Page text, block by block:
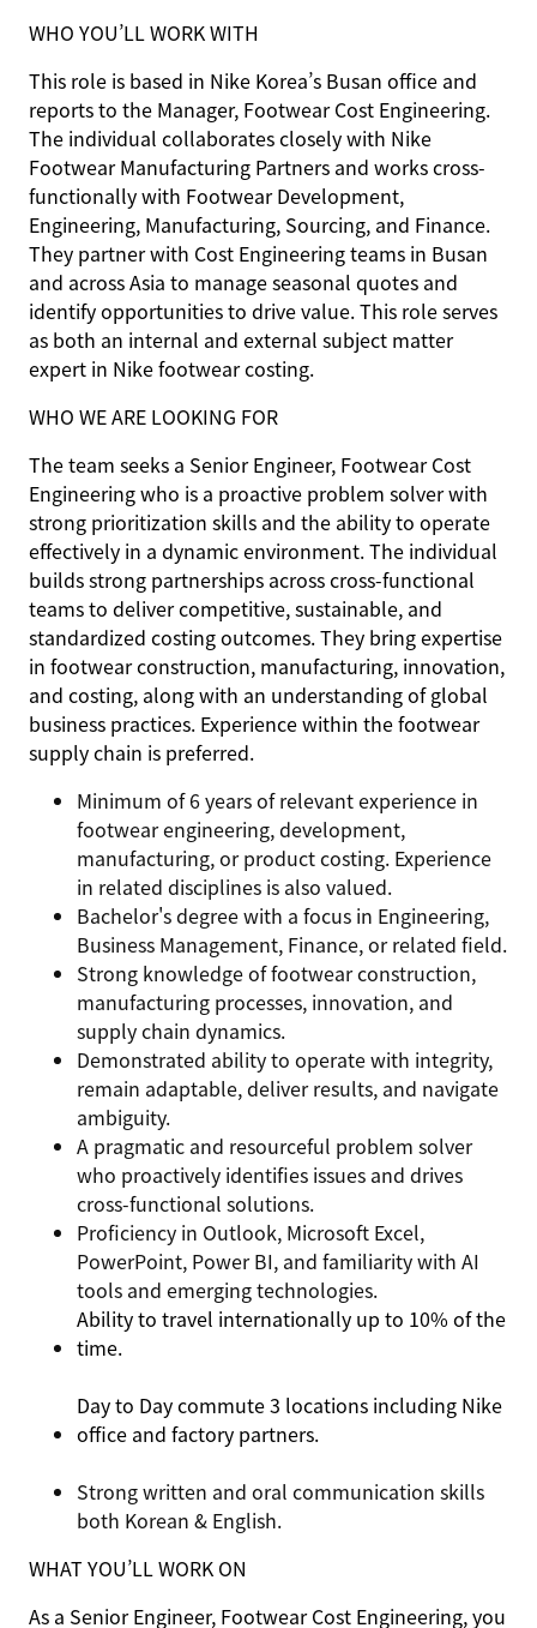
WHO YOU’LL WORK WITH
This role is based in Nike Korea’s Busan office and
reports to the Manager, Footwear Cost Engineering.
The individual collaborates closely with Nike
Footwear Manufacturing Partners and works cross-
functionally with Footwear Development,
Engineering, Manufacturing, Sourcing, and Finance.
They partner with Cost Engineering teams in Busan
and across Asia to manage seasonal quotes and
identify opportunities to drive value. This role serves
as both an internal and external subject matter
expert in Nike footwear costing.
WHO WE ARE LOOKING FOR
The team seeks a Senior Engineer, Footwear Cost
Engineering who is a proactive problem solver with
strong prioritization skills and the ability to operate
effectively in a dynamic environment. The individual
builds strong partnerships across cross-functional
teams to deliver competitive, sustainable, and
standardized costing outcomes. They bring expertise
in footwear construction, manufacturing, innovation,
and costing, along with an understanding of global
business practices. Experience within the footwear
supply chain is preferred.
Minimum of 6 years of relevant experience in
footwear engineering, development,
manufacturing, or product costing. Experience
in related disciplines is also valued.
Bachelor's degree with a focus in Engineering,
Business Management, Finance, or related field.
Strong knowledge of footwear construction,
manufacturing processes, innovation, and
supply chain dynamics.
Demonstrated ability to operate with integrity,
remain adaptable, deliver results, and navigate
ambiguity.
A pragmatic and resourceful problem solver
who proactively identifies issues and drives
cross-functional solutions.
Proficiency in Outlook, Microsoft Excel,
PowerPoint, Power BI, and familiarity with AI
tools and emerging technologies.
Ability to travel internationally up to 10% of the
time.
Day to Day commute 3 locations including Nike
office and factory partners.
Strong written and oral communication skills
both Korean & English.
WHAT YOU’LL WORK ON
As a Senior Engineer, Footwear Cost Engineering, you